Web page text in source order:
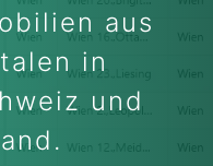
aus
in
und